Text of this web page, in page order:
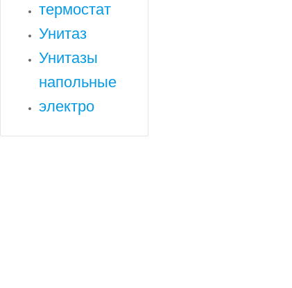
термостат
Унитаз
Унитазы
напольные
электро